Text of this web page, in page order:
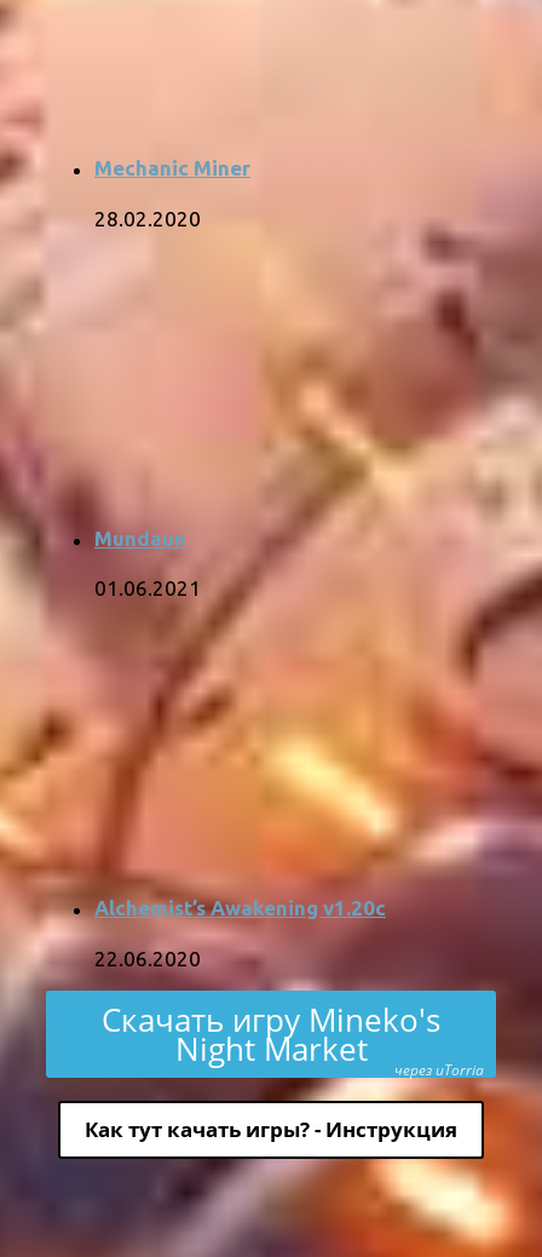
Mechanic Miner
28.02.2020
Mundaun
01.06.2021
Alchemist’s Awakening v1.20c
22.06.2020
Скачать игру Mineko's
Night Market через uTorria
Как тут качать игры? - Инструкция